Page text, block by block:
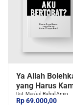
Ya Allah
yang Harus
Ust. Mas'ud Ruhul Amin
Rp 69.000,00